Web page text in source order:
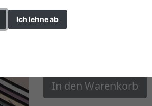
Ich lehne ab
Farbe
In den Warenkorb